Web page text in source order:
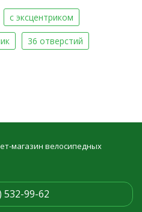
с эксцентриком
36 отверстий
магазин велосипедных
532-99-62